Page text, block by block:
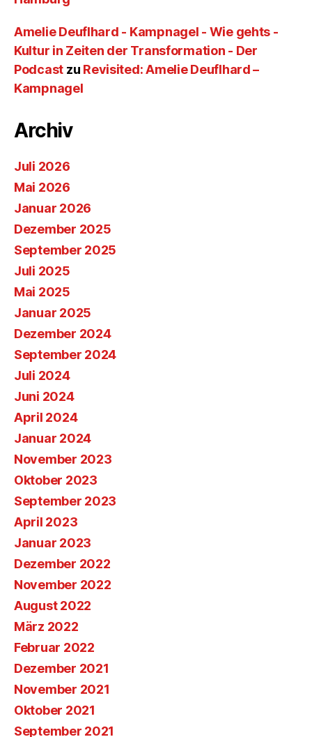
Amelie Deuflhard - Kampnagel - Wie gehts -
Kultur in Zeiten der Transformation - Der
Podcast zu Revisited: Amelie Deuflhard –
Kampnagel
Archiv
Juli 2026
Mai 2026
Januar 2026
Dezember 2025
September 2025
Juli 2025
Mai 2025
Januar 2025
Dezember 2024
September 2024
Juli 2024
Juni 2024
April 2024
Januar 2024
November 2023
Oktober 2023
September 2023
April 2023
Januar 2023
Dezember 2022
November 2022
August 2022
März 2022
Februar 2022
Dezember 2021
November 2021
Oktober 2021
September 2021